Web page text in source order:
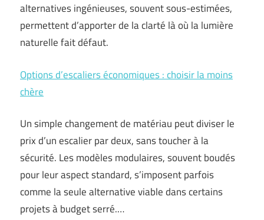
alternatives ingénieuses, souvent sous-estimées,
permettent d’apporter de la clarté là où la lumière
naturelle fait défaut.
Options d’escaliers économiques : choisir la moins
chère
Un simple changement de matériau peut diviser le
prix d’un escalier par deux, sans toucher à la
sécurité. Les modèles modulaires, souvent boudés
pour leur aspect standard, s’imposent parfois
comme la seule alternative viable dans certains
projets à budget serré.…